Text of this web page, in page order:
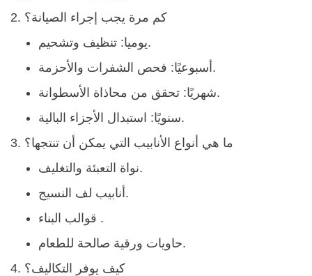
2. كم مرة يجب إجراء الصيانة؟
يوميا: تنظيف وتشحيم.
أسبوعيًا: فحص الشفرات والأحزمة.
شهريًا: تحقق من محاذاة الأسطوانة.
سنويًا: استبدال الأجزاء البالية.
3. ما هي أنواع الأنابيب التي يمكن أن تنتجها؟
نواة التعبئة والتغليف.
أنابيب لف النسيج.
قوالب البناء .
حاويات ورقية صالحة للطعام.
4. كيف يوفر التكاليف؟